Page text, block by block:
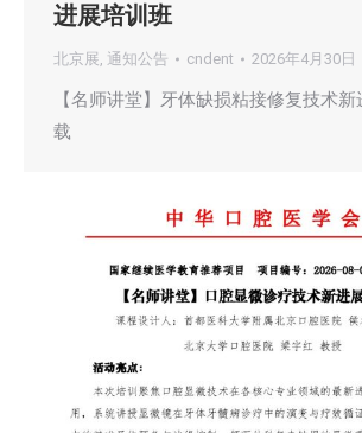
进展培训班
北京展, 通知公告 cndent 2026年4月30日
【名师讲堂】牙体缺损粘接修复技术
载